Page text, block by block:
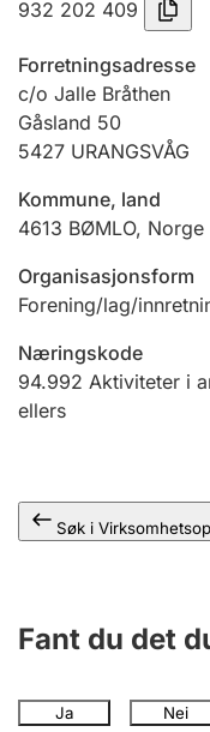
Jeger
Betaling og
Ektepaktveileder
932 202 409
Forretningsadresse
c/o Jalle Bråthen
Gåsland 50
5427 URANGSVÅG
Kommune, land
4613 BØMLO, Norge
Organisasjonsform
Forening/lag/
Næringskode
94.992 Aktiviteter i
ellers
Søk i
Fant du det
Ja Nei